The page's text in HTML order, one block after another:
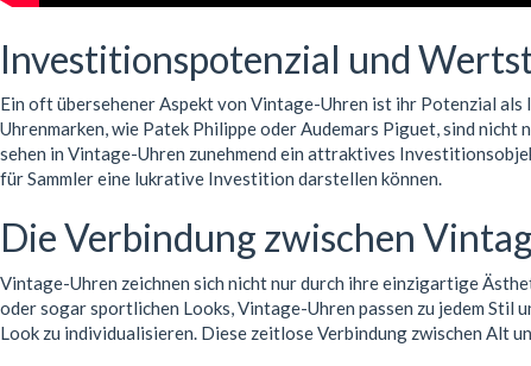
Investitionspotenzial und
Ein oft übersehener Aspekt von Vintage-Uhren ist ihr Potenzial
Uhrenmarken, wie Patek Philippe oder Audemars Piguet, sind
sehen in Vintage-Uhren zunehmend ein attraktives
für Sammler eine lukrative Investition darstellen können.
Die Verbindung zwischen
Vintage-Uhren zeichnen sich nicht nur durch ihre einzigartige
oder sogar sportlichen Looks, Vintage-Uhren passen zu jedem Stil
Look zu individualisieren. Diese zeitlose Verbindung zwischen Alt